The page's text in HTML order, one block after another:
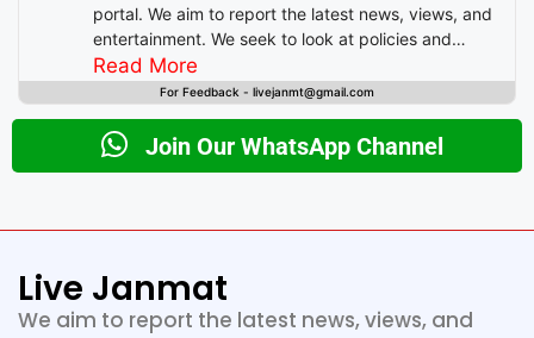
portal. We aim to report the latest news, views, and
entertainment. We seek to look at policies and
decision-making from the perspective of people.
Read More
For Feedback - livejanmt@gmail.com
Join Our WhatsApp Channel
Live Janmat
We aim to report the latest news, views, and